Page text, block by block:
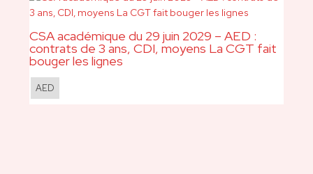
CSA académique du 29 juin 2029 – AED :
contrats de 3 ans, CDI, moyens La CGT fait
bouger les lignes
AED